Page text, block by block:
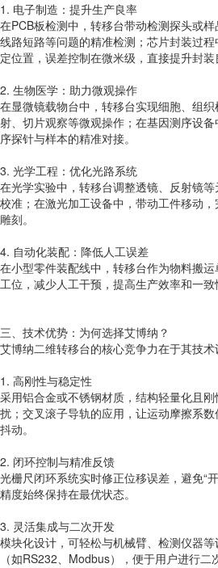
1. 电子制造：提升生产良率
在PCB板检测中，转移台带动检测探头或样
线路短路等问题的精准检测；芯片封装过
定位置，误差控制在微米级，直接提升封装
2. 生物医学：助力微观操作
在显微镜载物台中，转移台实现细胞、组
射、切片观察等微观操作；在基因测序设
序探针与样本的精准对接。
3. 光学工程：优化光路系统
在光学实验中，转移台调整透镜、反射镜
校准；在激光加工设备中，带动工件移动
雕刻。
4. 自动化装配：降低人工误差
在小型零件装配线中，转移台作为物料搬
工位，减少人工干预，提高生产效率和一致
三、技术优势：为何选择艾博纳？
艾博纳二维转移台的核心竞争力在于其技术
1. 高刚性与稳定性
采用铝合金或不锈钢材质，结构轻量化且
扰；交叉滚子导轨的应用，让运动摩擦系
抖动。
2. 闭环控制与精准反馈
光栅尺闭环系统实时修正位移误差，避免“
精度始终保持在最优状态。
3. 灵活集成与二次开发
模块化设计，可轻松与机械臂、检测仪器
（如RS232、Modbus），便于用户进行